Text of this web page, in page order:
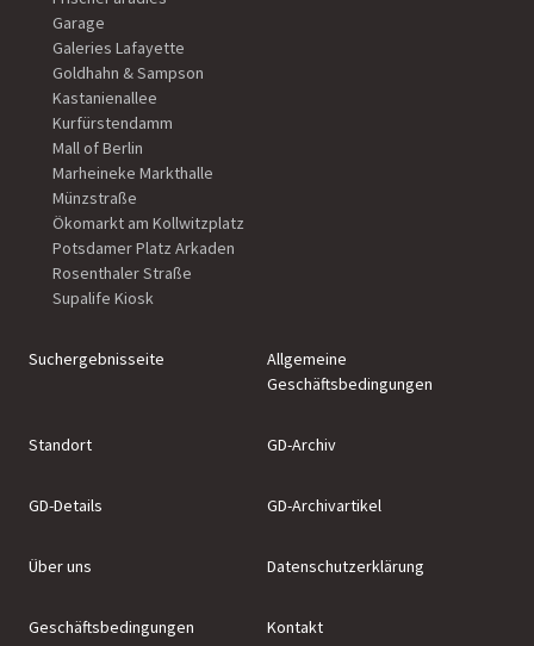
Garage
Galeries Lafayette
Goldhahn & Sampson
Kastanienallee
Kurfürstendamm
Mall of Berlin
Marheineke Markthalle
Münzstraße
Ökomarkt am Kollwitzplatz
Potsdamer Platz Arkaden
Rosenthaler Straße
Supalife Kiosk
Suchergebnisseite
Allgemeine
Geschäftsbedingungen
Standort GD-Archiv
GD-Details GD-Archivartikel
Über uns Datenschutzerklärung
Geschäftsbedingungen Kontakt